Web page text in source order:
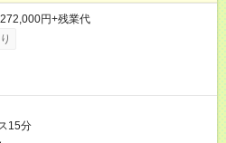
円+残業代
15分